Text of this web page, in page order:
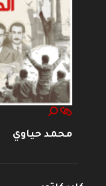
محمد حياوي